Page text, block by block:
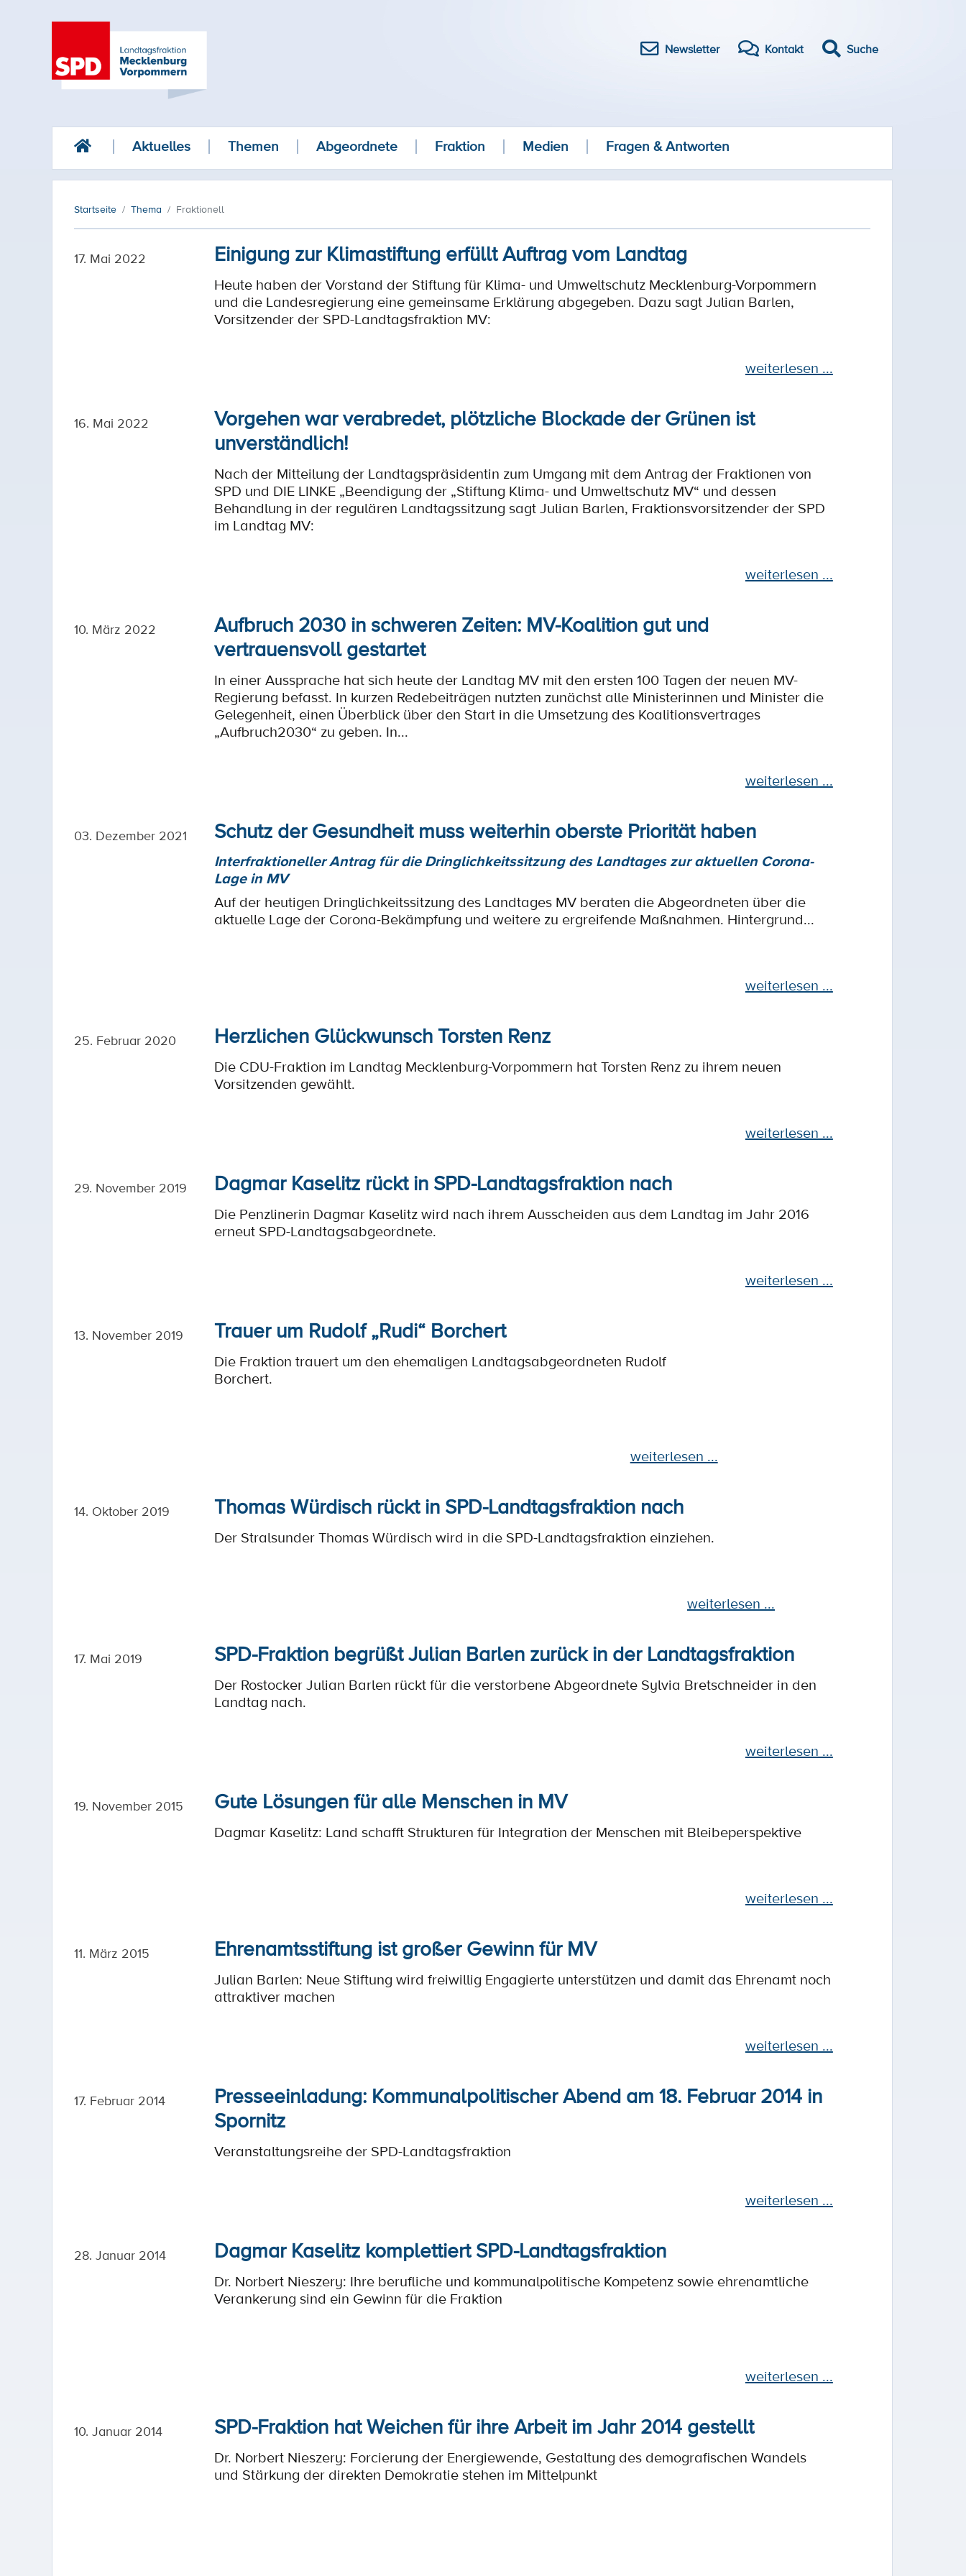
Newsletter Kontakt Suche
Aktuelles Themen Abgeordnete Fraktion Medien Fragen & Antworten
Startseite Thema Fraktionell
17. Mai 2022 Einigung zur Klimastiftung erfüllt Auftrag vom Landtag
Heute haben der Vorstand der Stiftung für Klima- und Umweltschutz Mecklenburg-Vorpommern
und die Landesregierung eine gemeinsame Erklärung abgegeben. Dazu sagt Julian Barlen,
Vorsitzender der SPD-Landtagsfraktion MV:
weiterlesen ...
16. Mai 2022
Vorgehen war verabredet, plötzliche Blockade der Grünen ist
unverständlich!
Nach der Mitteilung der Landtagspräsidentin zum Umgang mit dem Antrag der Fraktionen von
SPD und DIE LINKE „Beendigung der „Stiftung Klima- und Umweltschutz MV“ und dessen
Behandlung in der regulären Landtagssitzung sagt Julian Barlen, Fraktionsvorsitzender der SPD
im Landtag MV:
weiterlesen ...
10. März 2022
Aufbruch 2030 in schweren Zeiten: MV-Koalition gut und
vertrauensvoll gestartet
In einer Aussprache hat sich heute der Landtag MV mit den ersten 100 Tagen der neuen MV-
Regierung befasst. In kurzen Redebeiträgen nutzten zunächst alle Ministerinnen und Minister die
Gelegenheit, einen Überblick über den Start in die Umsetzung des Koalitionsvertrages
„Aufbruch2030“ zu geben. In...
weiterlesen ...
03. Dezember 2021 Schutz der Gesundheit muss weiterhin oberste Priorität haben
Interfraktioneller Antrag für die Dringlichkeitssitzung des Landtages zur aktuellen Corona-
Lage in MV
Auf der heutigen Dringlichkeitssitzung des Landtages MV beraten die Abgeordneten über die
aktuelle Lage der Corona-Bekämpfung und weitere zu ergreifende Maßnahmen. Hintergrund...
weiterlesen ...
25. Februar 2020 Herzlichen Glückwunsch Torsten Renz
Die CDU-Fraktion im Landtag Mecklenburg-Vorpommern hat Torsten Renz zu ihrem neuen
Vorsitzenden gewählt.
weiterlesen ...
29. November 2019 Dagmar Kaselitz rückt in SPD-Landtagsfraktion nach
Die Penzlinerin Dagmar Kaselitz wird nach ihrem Ausscheiden aus dem Landtag im Jahr 2016
erneut SPD-Landtagsabgeordnete.
weiterlesen ...
13. November 2019 Trauer um Rudolf „Rudi“ Borchert
Die Fraktion trauert um den ehemaligen Landtagsabgeordneten Rudolf
Borchert.
weiterlesen ...
14. Oktober 2019 Thomas Würdisch rückt in SPD-Landtagsfraktion nach
Der Stralsunder Thomas Würdisch wird in die SPD-Landtagsfraktion einziehen.
weiterlesen ...
17. Mai 2019 SPD-Fraktion begrüßt Julian Barlen zurück in der Landtagsfraktion
Der Rostocker Julian Barlen rückt für die verstorbene Abgeordnete Sylvia Bretschneider in den
Landtag nach.
weiterlesen ...
19. November 2015 Gute Lösungen für alle Menschen in MV
Dagmar Kaselitz: Land schafft Strukturen für Integration der Menschen mit Bleibeperspektive
weiterlesen ...
11. März 2015 Ehrenamtsstiftung ist großer Gewinn für MV
Julian Barlen: Neue Stiftung wird freiwillig Engagierte unterstützen und damit das Ehrenamt noch
attraktiver machen
weiterlesen ...
17. Februar 2014
Presseeinladung: Kommunalpolitischer Abend am 18. Februar 2014 in
Spornitz
Veranstaltungsreihe der SPD-Landtagsfraktion
weiterlesen ...
28. Januar 2014 Dagmar Kaselitz komplettiert SPD-Landtagsfraktion
Dr. Norbert Nieszery: Ihre berufliche und kommunalpolitische Kompetenz sowie ehrenamtliche
Verankerung sind ein Gewinn für die Fraktion
weiterlesen ...
10. Januar 2014 SPD-Fraktion hat Weichen für ihre Arbeit im Jahr 2014 gestellt
Dr. Norbert Nieszery: Forcierung der Energiewende, Gestaltung des demografischen Wandels
und Stärkung der direkten Demokratie stehen im Mittelpunkt